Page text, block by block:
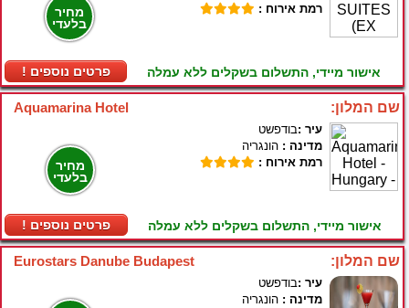
מחיר
בלעדי
! פרטים נוספים
רמת אירוח :
אישור מיידי, התשלום בשקלים ללא עמלה
Aquamarina Hotel שם המלון:
מחיר
בלעדי
! פרטים נוספים
עיר :בודפשט
מדינה : הונגריה
רמת אירוח :
אישור מיידי, התשלום בשקלים ללא עמלה
Eurostars Danube Budapest שם המלון:
עיר :בודפשט
מדינה : הונגריה